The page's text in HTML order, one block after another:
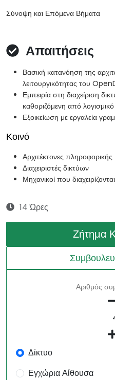
Σύνοψη και Επόμενα Βήματα
Απαιτήσεις
Βασική κατανόηση της
λειτουργικότητας του
Εμπειρία στη διαχείριση
καθοριζόμενη από
Εξοικείωση με εργαλεία
Κοινό
Αρχιτέκτονες πληροφορικής
Διαχειριστές δικτύων
Μηχανικοί που
14 Ώρες
Ζήτημα
Αριθμός
Δίκτυο
Εγχώρια Αίθουσα